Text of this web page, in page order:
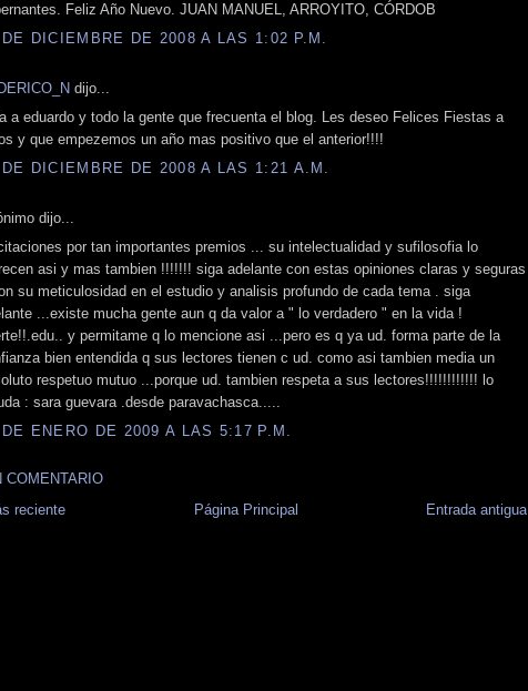
Feliz Año Nuevo. JUAN MANUEL, ARROYITO, CÓRDOB
DICIEMBRE DE 2008 A LAS 1:02 P.M.
dijo...
a eduardo y todo la gente que frecuenta el blog. Les deseo Felices Fiestas a
y que empezemos un año mas positivo que el anterior!!!!
DICIEMBRE DE 2008 A LAS 1:21 A.M.
dijo...
por tan importantes premios ... su intelectualidad y sufilosofia lo
asi y mas tambien !!!!!!! siga adelante con estas opiniones claras y seguras
su meticulosidad en el estudio y analisis profundo de cada tema . siga
...existe mucha gente aun q da valor a " lo verdadero " en la vida !
y permitame q lo mencione asi ...pero es q ya ud. forma parte de la
bien entendida q sus lectores tienen c ud. como asi tambien media un
respetuo mutuo ...porque ud. tambien respeta a sus lectores!!!!!!!!!!!! lo
: sara guevara .desde paravachasca.....
ENERO DE 2009 A LAS 5:17 P.M.
COMENTARIO
reciente
Entrada antigua
Página Principal